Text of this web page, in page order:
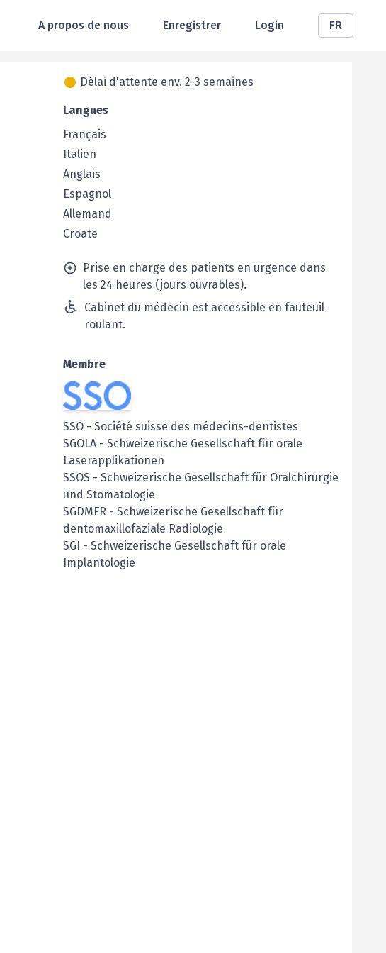
A propos de nous Enregistrer Login FR
Délai d'attente env. 2-3 semaines
Langues
Français
Italien
Anglais
Espagnol
Allemand
Croate
Prise en charge des patients en urgence dans
les 24 heures (jours ouvrables).
Cabinet du médecin est accessible en fauteuil
roulant.
Membre
SSO - Société suisse des médecins-dentistes
SGOLA - Schweizerische Gesellschaft für orale
Laserapplikationen
SSOS - Schweizerische Gesellschaft für Oralchirurgie
und Stomatologie
SGDMFR - Schweizerische Gesellschaft für
dentomaxillofaziale Radiologie
SGI - Schweizerische Gesellschaft für orale
Implantologie